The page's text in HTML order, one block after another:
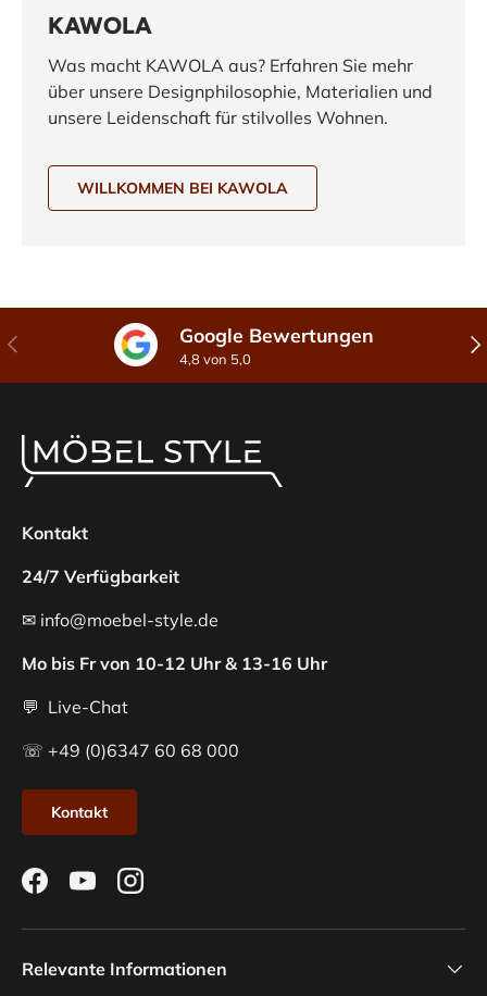
KAWOLA
Was macht KAWOLA aus? Erfahren Sie mehr
über unsere Designphilosophie, Materialien und
unsere Leidenschaft für stilvolles Wohnen.
WILLKOMMEN BEI KAWOLA
Vorherige Google Bewertungen
4,8 von 5,0
Kontakt
24/7 Verfügbarkeit
✉ info@moebel-style.de
Mo bis Fr von 10-12 Uhr & 13-16 Uhr
💬 Live-Chat
☏ +49 (0)6347 60 68 000
Kontakt
FacebookYouTubeInstagram
Relevante Informationen